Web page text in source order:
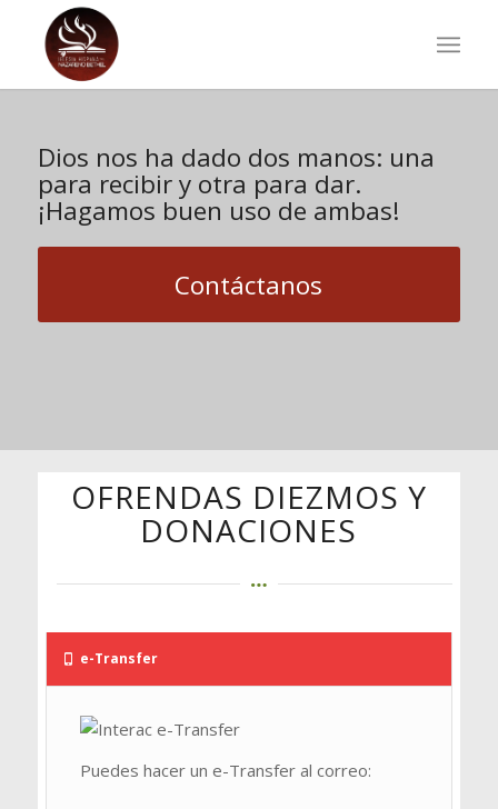
Dios nos ha dado dos manos: una
para recibir y otra para dar.
¡Hagamos buen uso de ambas!
Contáctanos
OFRENDAS DIEZMOS Y
DONACIONES
e-Transfer
Puedes hacer un e-Transfer al correo: